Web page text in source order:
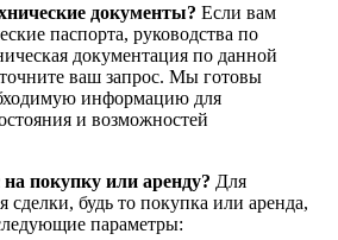
документы? Если вам
паспорта, руководства по
документация по данной
ваш запрос. Мы готовы
информацию для
и возможностей
покупку или аренду? Для
будь то покупка или аренда,
параметры: